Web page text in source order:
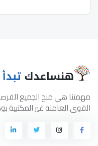
مهمتنا هي منح الجميع
القوى العاملة غير